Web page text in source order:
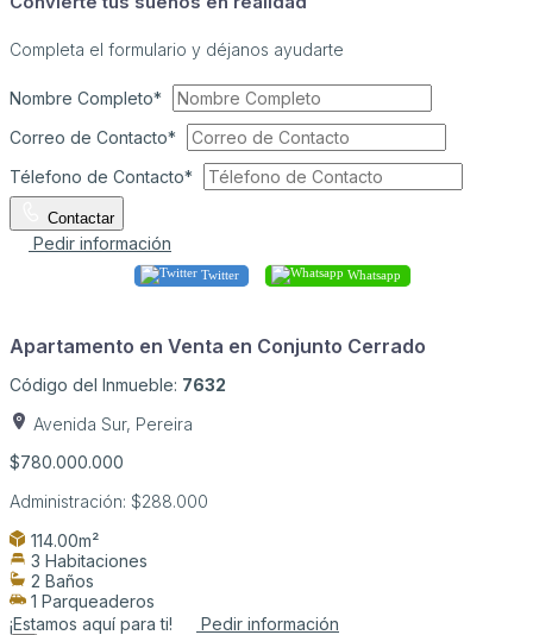
Completa el formulario y déjanos ayudarte
Nombre Completo*
Correo de Contacto*
Télefono de Contacto*
Contactar
Pedir información
Twitter Whatsapp
Apartamento en Venta en Conjunto Cerrado
Código del Inmueble: 7632
Avenida Sur, Pereira
$780.000.000
Administración: $288.000
114.00m²
3 Habitaciones
2 Baños
1 Parqueaderos
¡Estamos aquí para ti!
Pedir información